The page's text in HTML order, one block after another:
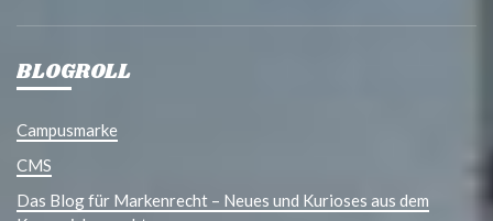
BLOGROLL
Campusmarke
CMS
Das Blog für Markenrecht – Neues und Kurioses aus dem